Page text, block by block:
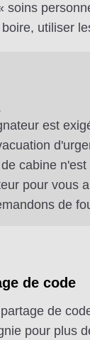
soins
utiliser
est
cabine
pour vous
de
de code
de
pour plus